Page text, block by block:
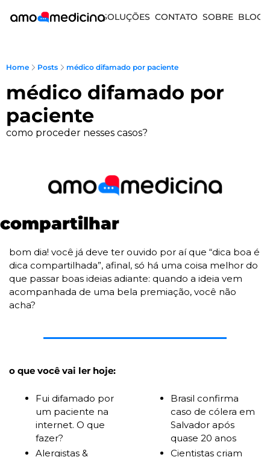
SOLUÇÕES CONTATO SOBRE BLOG
Home Posts médico difamado por paciente
médico difamado por
paciente
como proceder nesses casos?
compartilhar
bom dia! você já deve ter ouvido por aí que “dica boa é
dica compartilhada”, afinal, só há uma coisa melhor do
que passar boas ideias adiante: quando a ideia vem
acompanhada de uma bela premiação, você não
acha?
o que você vai ler hoje:
Fui difamado por
um paciente na
internet. O que
fazer?
Alergistas &
Brasil confirma
caso de cólera em
Salvador após
quase 20 anos
Cientistas criam